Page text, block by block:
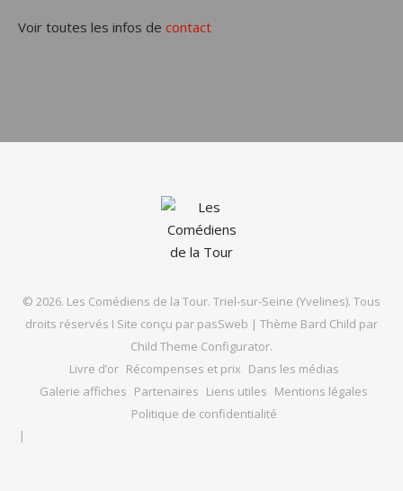
Voir toutes les infos de contact
© 2026. Les Comédiens de la Tour. Triel-sur-Seine (Yvelines). Tous
droits réservés I Site conçu par pasSweb | Thème Bard Child par
Child Theme Configurator.
Livre d’or Récompenses et prix Dans les médias
Galerie affiches Partenaires Liens utiles Mentions légales
Politique de confidentialité